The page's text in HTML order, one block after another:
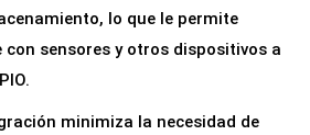
lo que le permite
sensores y otros dispositivos a
minimiza la necesidad de